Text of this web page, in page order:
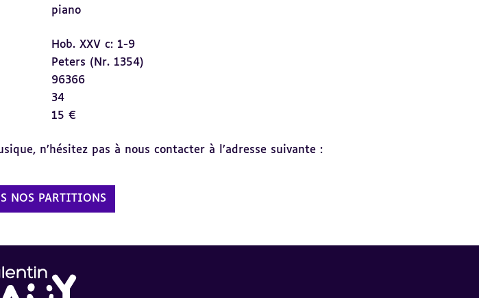
piano
Hob. XXV c: 1-9
Peters (Nr. 1354)
96366
34
15 €
n’hésitez pas à nous contacter à l’adresse suivante :
NOS PARTITIONS